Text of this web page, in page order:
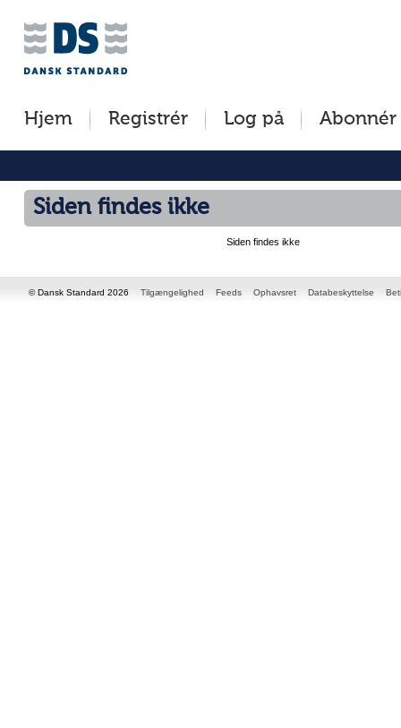
Jump
[s]Hjem Registrér Log på Abonnér
Siden findes ikke
Siden findes ikke
© Dansk Standard 2026 Tilgængelighed Feeds Ophavsret Databeskyttelse